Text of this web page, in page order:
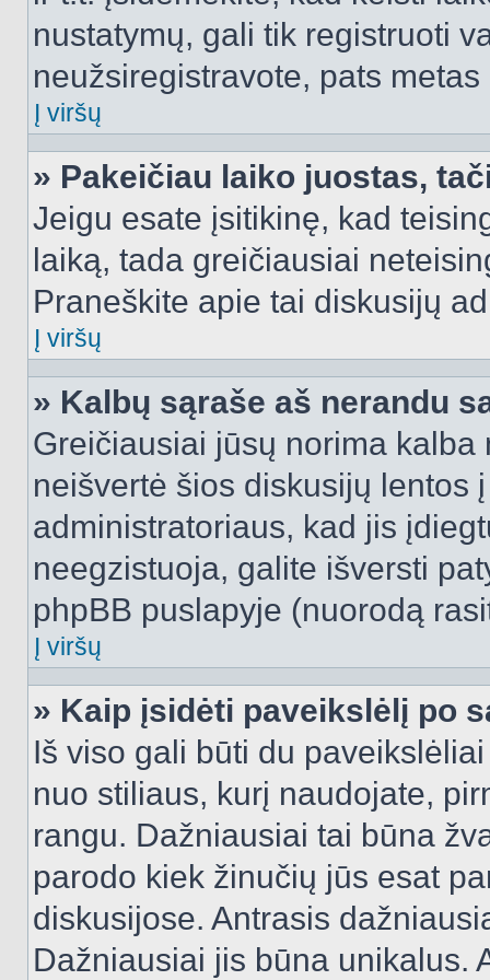
nustatymų, gali tik registruoti
neužsiregistravote, pats
Į viršų
» Pakeičiau laiko juostas,
Jeigu esate įsitikinę, kad
laiką, tada greičiausiai
Praneškite apie tai diskusijų
Į viršų
» Kalbų sąraše aš nerandu
Greičiausiai jūsų norima
neišvertė šios diskusijų lentos
administratoriaus, kad jis
neegzistuoja, galite išversti
phpBB puslapyje (nuorodą
Į viršų
» Kaip įsidėti paveikslėlį po
Iš viso gali būti du
nuo stiliaus, kurį naudojate,
rangu. Dažniausiai tai būna
parodo kiek žinučių jūs esat
diskusijose. Antrasis
Dažniausiai jis būna unikalus.